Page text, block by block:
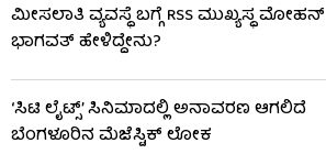
ಮೀಸಲಾತಿ ವ್ಯವಸ್ಥೆ ಬಗ್ಗೆ RSS​ ಮುಖ್ಯಸ್ಥ ಮೋಹನ್
ಭಾಗವತ್ ಹೇಳಿದ್ದೇನು?
‘ಸಿಟಿ ಲೈಟ್ಸ್’ ಸಿನಿಮಾದಲ್ಲಿ ಅನಾವರಣ ಆಗಲಿದೆ
ಬೆಂಗಳೂರಿನ ಮೆಜೆಸ್ಟಿಕ್ ಲೋಕ